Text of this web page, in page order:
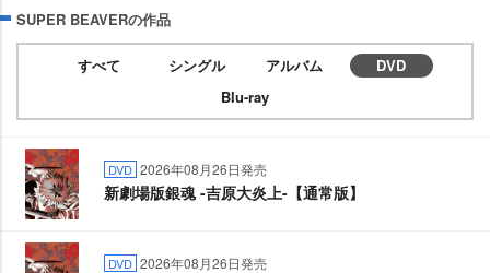
SUPER BEAVERの作品
すべて シングル アルバム
DVD
Blu-ray
DVD 2026年08月26日発売
新劇場版銀魂 -吉原大炎上-【通常版】
DVD 2026年08月26日発売